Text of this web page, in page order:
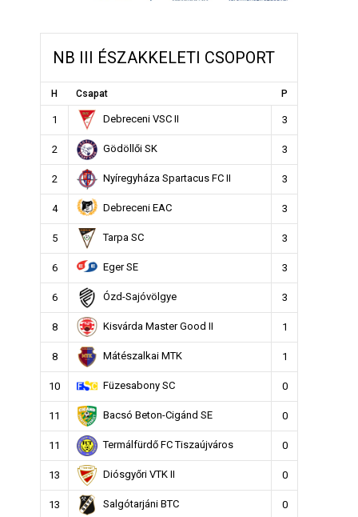
NB III ÉSZAKKELETI CSOPORT
H Csapat P
1 Debreceni VSC II 3
2 Gödöllői SK 3
2 Nyíregyháza Spartacus FC II 3
4 Debreceni EAC 3
5 Tarpa SC 3
6 Eger SE 3
6 Ózd-Sajóvölgye 3
8 Kisvárda Master Good II 1
8 Mátészalkai MTK 1
10 Füzesabony SC 0
11 Bacsó Beton-Cigánd SE 0
11 Termálfürdő FC Tiszaújváros 0
13 Diósgyőri VTK II 0
13 Salgótarjáni BTC 0